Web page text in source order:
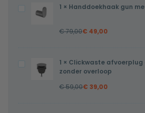
32mm
Handdoekhaak
1 × Handdoekhaak gun
€79,00€ 49,00
Clickwaste
afvoerplug
1 × Clickwaste
zonder overloop
€59,00€ 39,00